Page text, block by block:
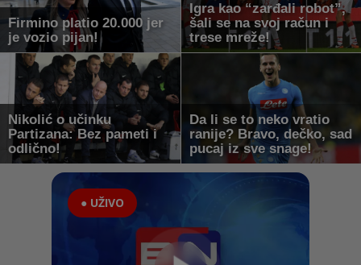
Firmino platio 20.000 jer
je vozio pijan!
Igra kao “zarđali robot”,
šali se na svoj račun i
trese mreže!
Nikolić o učinku
Partizana: Bez pameti i
odlično!
Da li se to neko vratio
ranije? Bravo, dečko, sad
pucaj iz sve snage!
● UŽIVO